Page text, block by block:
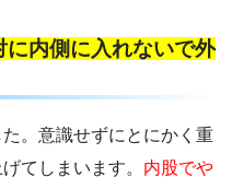
内側に入れないで外
。意識せずにとにかく重
てしまいます。 内股でや